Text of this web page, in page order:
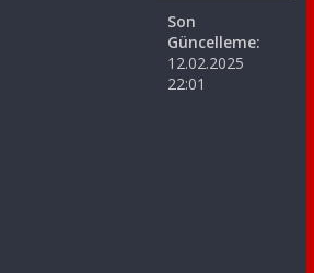
Son
Güncelleme:
12.02.2025
22:01